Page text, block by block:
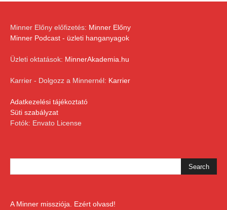
Minner Előny előfizetés: Minner Előny
Minner Podcast - üzleti hanganyagok
Üzleti oktatások: MinnerAkademia.hu
Karrier - Dolgozz a Minnernél: Karrier
Adatkezelési tájékoztató
Süti szabályzat
Fotók: Envato License
A Minner missziója. Ezért olvasd!